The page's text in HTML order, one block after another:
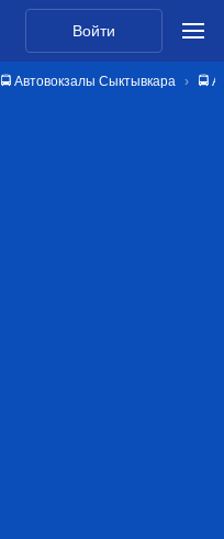
Войти
🚍 Автовокзалы Сыктывкара 🚍